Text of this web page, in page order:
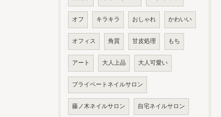
オフ キラキラ おしゃれ かわいい
オフィス 角質 甘皮処理 もち
アート 大人上品 大人可愛い
プライベートネイルサロン
藤ノ木ネイルサロン 自宅ネイルサロン